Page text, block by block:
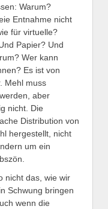
Warum?
Entnahme nicht
für virtuelle?
Papier? Und
Wer kann
Es ist von
Mehl muss
aber
nicht. Die
Distribution von
hergestellt, nicht
um ein
nicht das, wie wir
Schwung bringen
wenn die